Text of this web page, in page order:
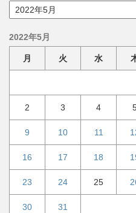
ア
ー
イ
2022年5月
月 火 水
2 3 4
9 10 11
16 17 18
23 24 25
30
31